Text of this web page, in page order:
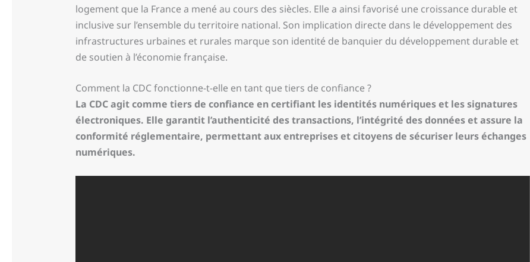
logement que la France a mené au cours des siècles. Elle a ainsi favorisé une croissance durable et
inclusive sur l’ensemble du territoire national. Son implication directe dans le développement des
infrastructures urbaines et rurales marque son identité de banquier du développement durable et
de soutien à l’économie française.
Comment la CDC fonctionne-t-elle en tant que tiers de confiance ?
La CDC agit comme tiers de confiance en certifiant les identités numériques et les signatures
électroniques. Elle garantit l’authenticité des transactions, l’intégrité des données et assure la
conformité réglementaire, permettant aux entreprises et citoyens de sécuriser leurs échanges
numériques.